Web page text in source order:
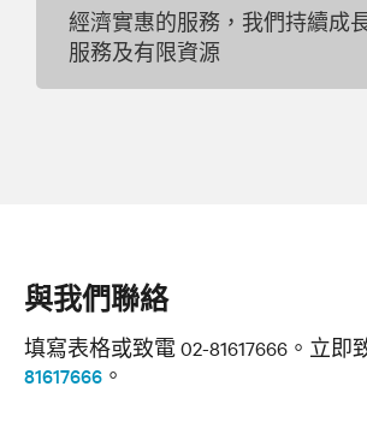
經濟實惠的服務，我們持續成
服務及有限資源
與我們聯絡
填寫表格或致電 02-81617666。 立即
81617666 。